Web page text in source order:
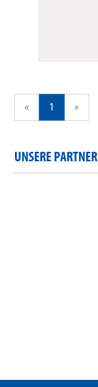
« 1 »
UNSERE PARTNER